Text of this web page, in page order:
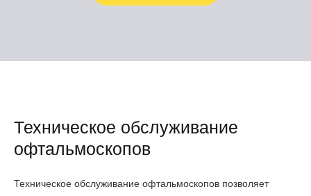
Техническое обслуживание
офтальмоскопов
Техническое обслуживание офтальмоскопов позволяет